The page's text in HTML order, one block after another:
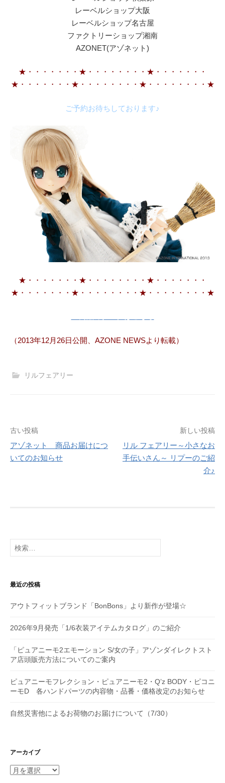
レーベルショップ大阪
レーベルショップ名古屋
ファクトリーショップ湘南
AZONET(アゾネット)
★・・・・・・・★・・・・・・・・★・・・・・・・
★・・・・・・・★・・・・・・・・★・・・・・・・・★
ご予約お待ちしております♪
★・・・・・・・★・・・・・・・・★・・・・・・・
★・・・・・・・★・・・・・・・・★・・・・・・・・★
（2013年12月26日公開、AZONE NEWSより転載）
リルフェアリー
投
稿
シ
ョ
ン
古い投稿
アゾネット 商品お届けにつ
いてのお知らせ
新しい投稿
リル フェアリー～小さなお
手伝いさん～ リプーのご紹
介♪
検
索:
最近の投稿
アウトフィットブランド「BonBons」より新作が登場☆
2026年9月発売「1/6衣装アイテムカタログ」のご紹介
「ピュアニーモ2エモーション S/女の子」アゾンダイレクトスト
ア店頭販売方法についてのご案内
ピュアニーモフレクション・ピュアニーモ2・Q’z BODY・ピコニ
ーモD 各ハンドパーツの内容物・品番・価格改定のお知らせ
自然災害他によるお荷物のお届けについて（7/30）
アーカイブ
ア